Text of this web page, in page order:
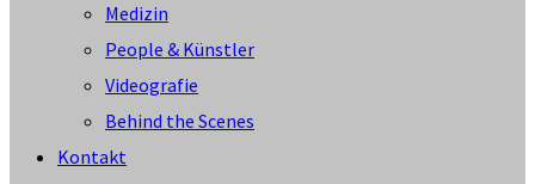
Medizin
People & Künstler
Videografie
Behind the Scenes
Kontakt